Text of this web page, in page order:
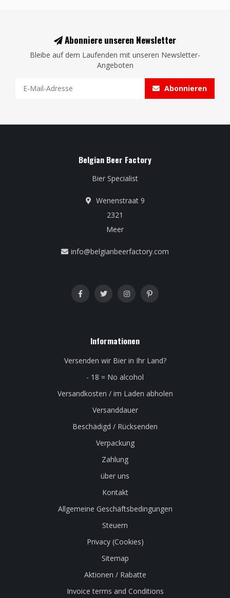
Abonniere unseren Newsletter
Bleibe auf dem Laufenden mit unseren Newsletter-
Angeboten
Abonnieren
Belgian Beer Factory
Bier Specialist
Wenenstraat 9
2321
Meer
info@belgianbeerfactory.com
Informationen
Versenden wir Bier in Ihr Land?
- 18 = No alcohol
Versandkosten / im Laden abholen
Versanddauer
Beschädigd / Rücksenden
Verpackung
Zahlung
über uns
Kontakt
Allgemeine Geschäftsbedingungen
Steuern
Privacy (Cookies)
Sitemap
Aktionen / Rabatte
Invoice terms and Conditions